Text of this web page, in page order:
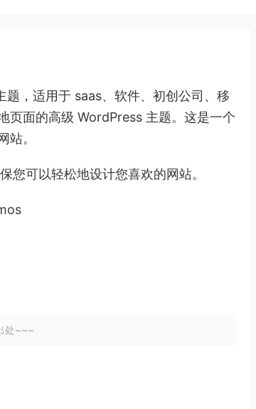
，适用于 saas、软件、初创公司、移
页面的高级 WordPress 主题。这是一个
站。
可以轻松地设计您喜欢的网站。
处~~~